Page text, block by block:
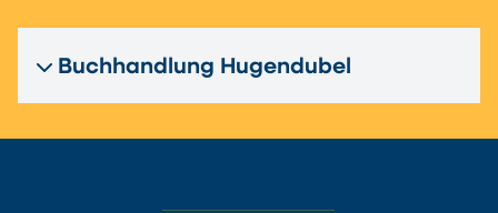
Buchhandlung Hugendubel